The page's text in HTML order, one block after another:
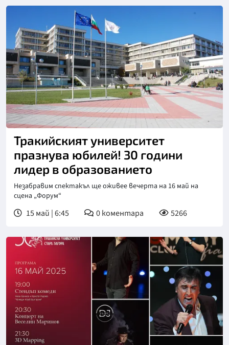
Тракийският университет
празнува юбилей! 30 години
лидер в образованието
Незабравим спектакъл ще оживее вечерта на 16 май на
сцена „Форум“
15 май | 6:45 0коментара 5266